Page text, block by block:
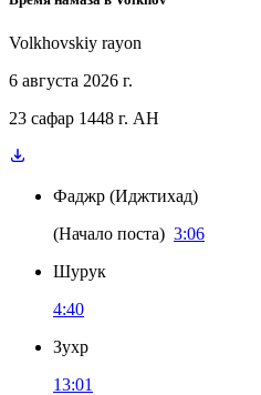
Volkhovskiy rayon
6 августа 2026 г.
23 сафар 1448 г. AH
Фаджр (Иджтихад)
(Начало поста) 3:06
Шурук
4:40
Зухр
13:01